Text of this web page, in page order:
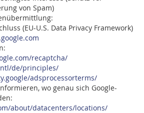
von Spam)
(EU-U.S. Data Privacy Framework)
recaptcha/
de/principles/
adsprocessorterms/
wo genau sich Google-
about/datacenters/locations/